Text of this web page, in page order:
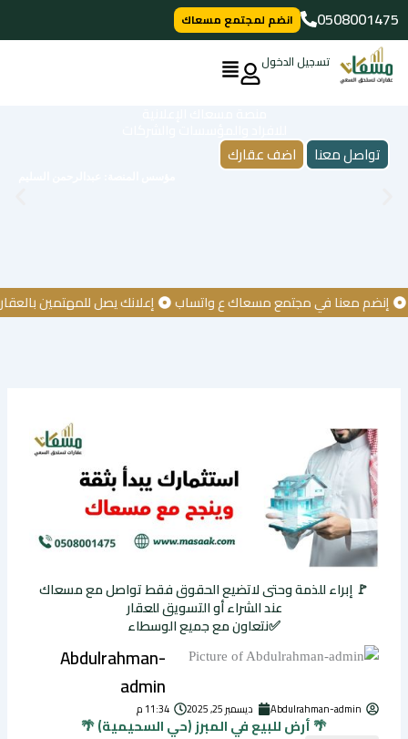
تخطي
إلى
المحتوى
0508001475
انضم لمجتمع مسعاك
تسجيل الدخول
تواصل معنا اضف عقارك
معنا في مجتمع مسعاك ع واتساب إعلانك يصل للمهتمين بالعقار
🚩 إبراء للذمة وحتى لاتضيع الحقوق فقط تواصل مع مسعاك
عند الشراء أو التسويق للعقار
✅نتعاون مع جميع الوسطاء
Abdulrahman-
admin
Abdulrahman-admin ديسمبر 25, 2025 11:34 م
🌴 أرض للبيع في المبرز (حي السحيمية) 🌴